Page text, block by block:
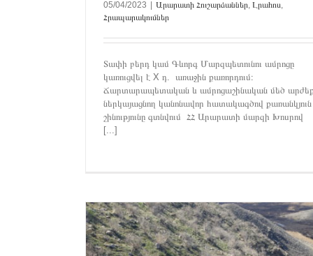
05/04/2023 Արարատի Հուշարձաններ, Լրահոս,
Հրապարակումներ
Տափի բերդ կամ Գևորգ Մարզպետունու ամրոցը
կառուցվել է X դ. առաջին քառորդում։
Ճարտարապետական և ամրոցաշինական մեծ
ներկայացնող կանոնավոր հատակագծով քառանկյուն
շինությունը գտնվում ՀՀ Արարատի մարզի Խոսրով
[...]